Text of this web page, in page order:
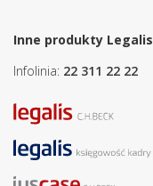
Inne produkty Legalis
Infolinia: 22 311 22 22